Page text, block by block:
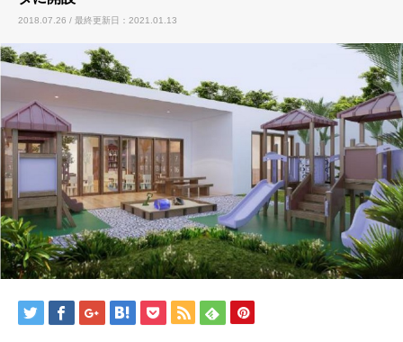
2018.07.26 / 最終更新日：2021.01.13